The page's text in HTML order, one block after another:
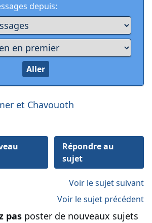
depuis:
et Chavouoth
Répondre au
sujet
Voir le sujet suivant
Voir le sujet précédent
pas poster de nouveaux sujets